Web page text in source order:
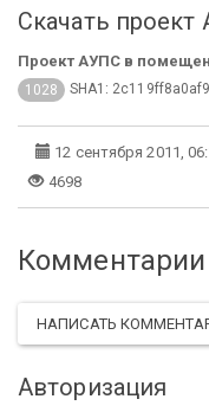
Скачать проект
Проект АУПС в
1028 SHA1:
12 сентября 2011,
4698
НАПИСАТЬ
Авторизация